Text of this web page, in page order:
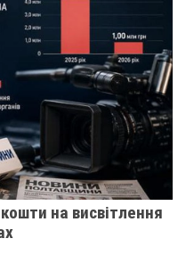
на висвітлення